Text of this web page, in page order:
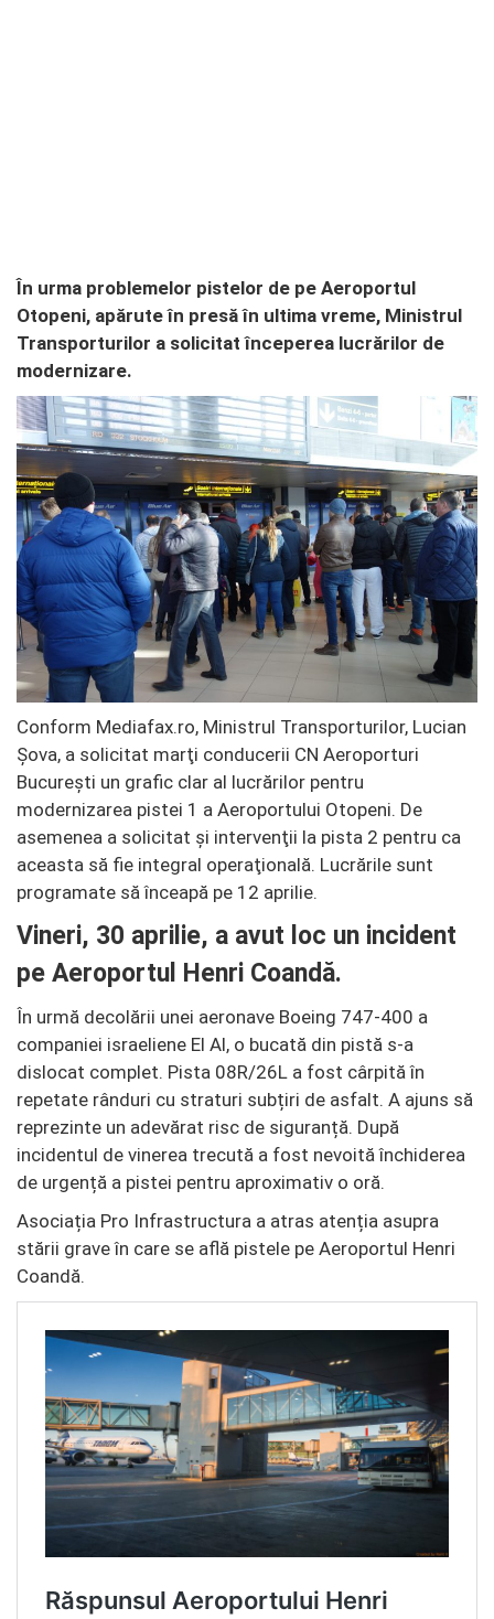
În urma problemelor pistelor de pe Aeroportul
Otopeni, apărute în presă în ultima vreme, Ministrul
Transporturilor a solicitat începerea lucrărilor de
modernizare.
Conform Mediafax.ro, Ministrul Transporturilor, Lucian
Şova, a solicitat marţi conducerii CN Aeroporturi
Bucureşti un grafic clar al lucrărilor pentru
modernizarea pistei 1 a Aeroportului Otopeni. De
asemenea a solicitat şi intervenţii la pista 2 pentru ca
aceasta să fie integral operaţională. Lucrările sunt
programate să înceapă pe 12 aprilie.
Vineri, 30 aprilie, a avut loc un incident
pe Aeroportul Henri Coandă.
În urmă decolării unei aeronave Boeing 747-400 a
companiei israeliene El Al, o bucată din pistă s-a
dislocat complet. Pista 08R/26L a fost cârpită în
repetate rânduri cu straturi subțiri de asfalt. A ajuns să
reprezinte un adevărat risc de siguranță. După
incidentul de vinerea trecută a fost nevoită închiderea
de urgență a pistei pentru aproximativ o oră.
Asociația Pro Infrastructura a atras atenția asupra
stării grave în care se află pistele pe Aeroportul Henri
Coandă.